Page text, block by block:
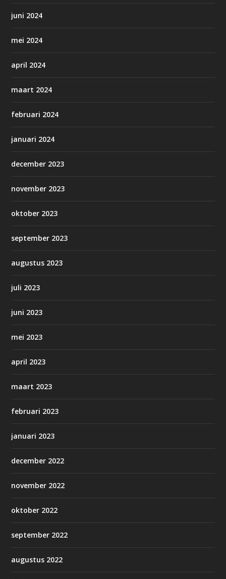
juni 2024
mei 2024
april 2024
maart 2024
februari 2024
januari 2024
december 2023
november 2023
oktober 2023
september 2023
augustus 2023
juli 2023
juni 2023
mei 2023
april 2023
maart 2023
februari 2023
januari 2023
december 2022
november 2022
oktober 2022
september 2022
augustus 2022